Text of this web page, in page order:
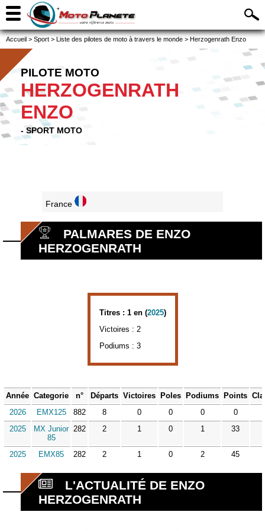
Accueil > Sport > Liste des pilotes de moto à travers le monde > Herzogenrath Enzo
PILOTE MOTO
HERZOGENRATH
ENZO
- SPORT MOTO
France
PALMARES DE ENZO
HERZOGENRATH
Titres : 1 en (2025)
Victoires : 2
Podiums : 3
Année Categorie n° Départs Victoires Poles Podiums Points
2026
EMX125 882 8 0 0 0
0
2025
MX Junior
85
282 2 1 0 1 33
2025 EMX85 282 2 1 0 2 45
L'ACTUALITÉ DE ENZO
HERZOGENRATH